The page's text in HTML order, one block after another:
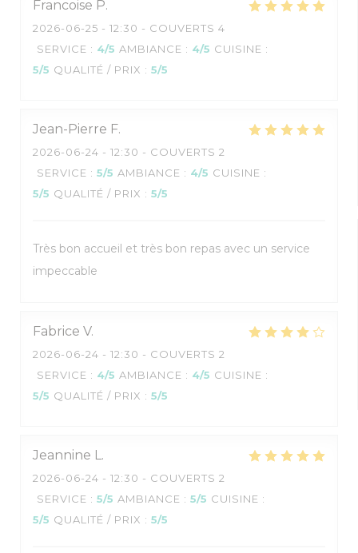
Francoise P
2026-06-25 - 12:30 - COUVERTS 4
SERVICE : 4/5 AMBIANCE : 4/5 CUISINE :
5/5 QUALITÉ / PRIX : 5/5
Jean-Pierre F
2026-06-24 - 12:30 - COUVERTS 2
SERVICE : 5/5 AMBIANCE : 4/5 CUISINE :
5/5 QUALITÉ / PRIX : 5/5
Très bon accueil et très bon repas avec un service
impeccable
Fabrice V
2026-06-24 - 12:30 - COUVERTS 2
SERVICE : 4/5 AMBIANCE : 4/5 CUISINE :
5/5 QUALITÉ / PRIX : 5/5
Jeannine L
2026-06-24 - 12:30 - COUVERTS 2
SERVICE : 5/5 AMBIANCE : 5/5 CUISINE :
5/5 QUALITÉ / PRIX : 5/5